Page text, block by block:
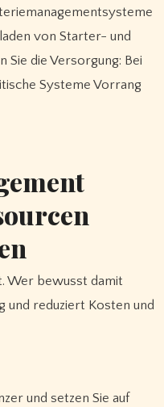
von Starter- und
die Versorgung: Bei
Systeme Vorrang
Wer bewusst damit
und reduziert Kosten und
und setzen Sie auf